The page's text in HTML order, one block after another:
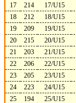
17
214 17/U15
18
212 18/U15
19
209 19/U15
20
215 20/U15
21
203 21/U15
22
206 22/U15
23
205 23/U15
24
223 24/U15
25
194 25/U15